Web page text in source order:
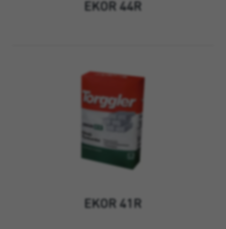
EKOR 44R
EKOR 41R